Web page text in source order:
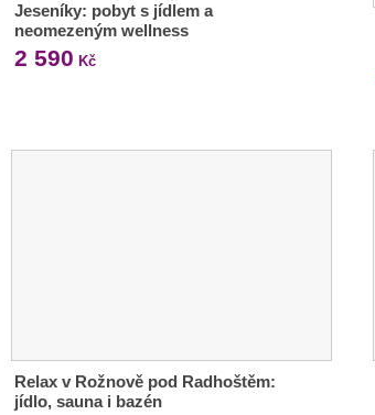
Jeseníky: pobyt s jídlem a
neomezeným wellness
2 590 Kč
Relax v Rožnově pod Radhoštěm:
jídlo, sauna i bazén